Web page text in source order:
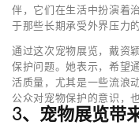
伴，它们在生活中扮演着
于那些长期承受外界压力的
通过这次宠物展览，戴资
保护问题。她表示，希望
活质量，尤其是一些流浪
公众对宠物保护的意识，
3、宠物展览带